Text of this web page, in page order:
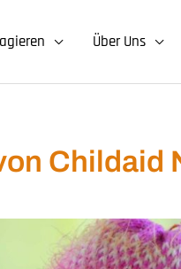
Über Uns
Childaid